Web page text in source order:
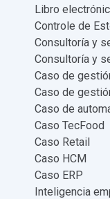
Libro
Controle de
Consultoría y
Consultoría y
Caso de
Caso de
Caso de
Caso TecFood
Caso Retail
Caso HCM
Caso ERP
Inteligencia